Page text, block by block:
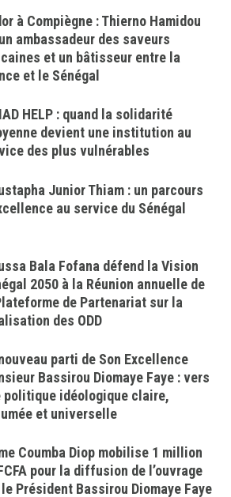
à Compiègne : Thierno Hamidou
ambassadeur des saveurs
et un bâtisseur entre la
et le Sénégal
HELP : quand la solidarité
devient une institution au
des plus vulnérables
Junior Thiam : un parcours
au service du Sénégal
Bala Fofana défend la Vision
2050 à la Réunion annuelle de
de Partenariat sur la
des ODD
parti de Son Excellence
Bassirou Diomaye Faye : vers
politique idéologique claire,
et universelle
Coumba Diop mobilise 1 million
pour la diffusion de l’ouvrage
Président Bassirou Diomaye Faye